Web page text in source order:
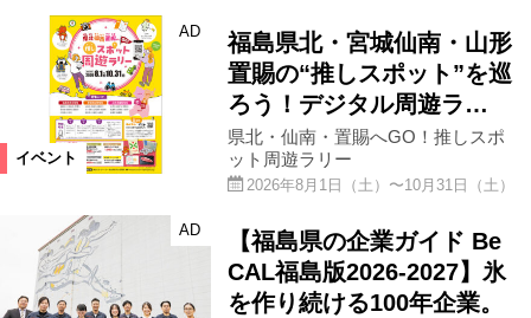
イベント
AD
福島県北・宮城仙南・山形
置賜の“推しスポット”を巡
ろう！デジタル周遊ラ…
県北・仙南・置賜へGO！推しスポ
ット周遊ラリー
2026年8月1日（土）〜10月31日（土）
AD
【福島県の企業ガイド Be
CAL福島版2026-2027】氷
を作り続ける100年企業。